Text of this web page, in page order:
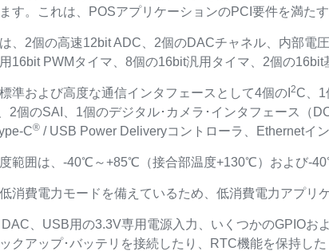
す。これは、POSアプリケーションのPCI要件を満たす
、2個の高速12bit ADC、2個のDACチャネル、内部電
16bit PWMタイマ、8個の16bit汎用タイマ、2個の
準および高度な通信インタフェースとして4個のI2C、1
2個のSAI、1個のデジタル･カメラ･インタフェース（
C® / USB Power Deliveryコントローラ、Ethernetイ
範囲は、-40℃～+85℃（接合部温度+130℃）および-
消費電力モードを備えているため、低消費電力アプリ
、USB用の3.3V専用電源入力、いくつかのGPIOお
クアップ･バッテリを接続したり、RTC機能を保持し